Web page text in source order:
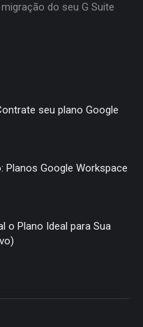
do seu G Suite
seu plano Google
Planos Google Workspace
o Plano Ideal para Sua